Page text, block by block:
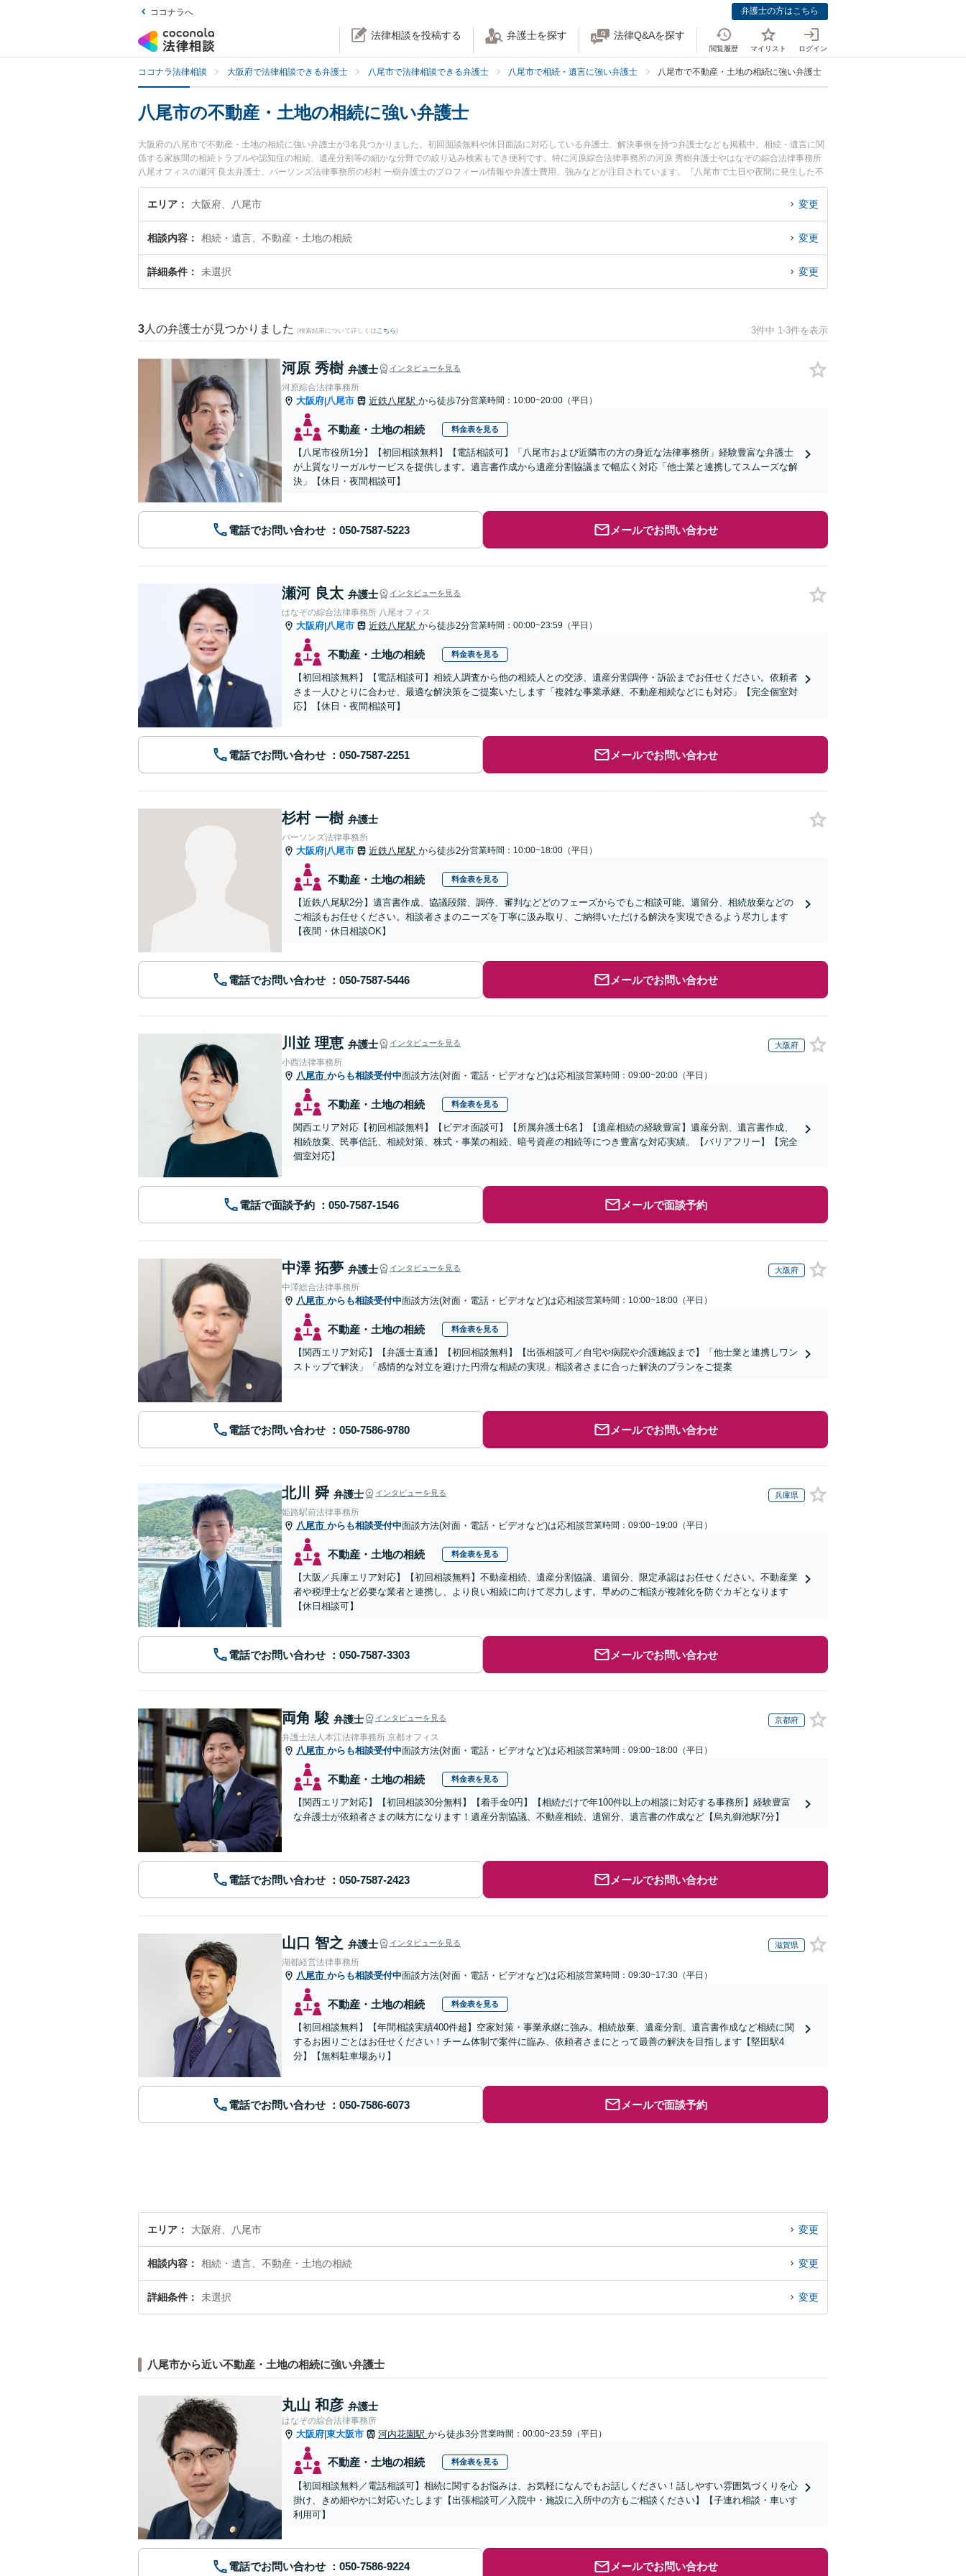
ココナラへ 弁護士の方はこちら
法律相談を投稿する 弁護士を探す 法律Q&Aを探す
閲覧履歴 マイリスト ログイン
ココナラ法律相談 大阪府で法律相談できる弁護士 八尾市で法律相談できる弁護士 八尾市で相続・遺言に強い弁護士 八尾市で不動産・土地の相続に強い弁護士
八尾市の不動産・土地の相続に強い弁護士
大阪府の八尾市で不動産・土地の相続に強い弁護士が3名見つかりました。初回面談無料や休日面談に対応している弁護士、解決事例を持つ弁護士なども掲載中。相続・遺言に関
係する家族間の相続トラブルや認知症の相続、遺産分割等の細かな分野での絞り込み検索もでき便利です。特に河原綜合法律事務所の河原 秀樹弁護士やはなぞの綜合法律事務所
八尾オフィスの瀬河 良太弁護士、パーソンズ法律事務所の杉村 一樹弁護士のプロフィール情報や弁護士費用、強みなどが注目されています。『八尾市で土日や夜間に発生した不
動産・土地の相続のトラブルを今すぐに弁護士に相談したい』『不動産・土地の相続のトラブル解決の実績豊富な近くの弁護士を検索したい』『初回相談無料で不動産・土地の相
続を法律相談できる八尾市内の弁護士に相談予約したい』などでお困りの相談者さんにおすすめです。
エリア 大阪府、八尾市 変更
相談内容 相続・遺言、不動産・土地の相続 変更
詳細条件 未選択 変更
3 人の弁護士が見つかりました (検索結果について詳しくは こちら) 3件中 1-3件を表示
河原 秀樹 弁護士 インタビューを見る
河原綜合法律事務所
大阪府|八尾市 近鉄八尾駅 から徒歩7分営業時間：10:00~20:00（平日）
不動産・土地の相続 料金表を見る
【八尾市役所1分】【初回相談無料】【電話相談可】「八尾市および近隣市の方の身近な法律事務所」経験豊富な弁護士
が上質なリーガルサービスを提供します。遺言書作成から遺産分割協議まで幅広く対応「他士業と連携してスムーズな解
決」【休日・夜間相談可】
電話でお問い合わせ メールでお問い合わせ
瀬河 良太 弁護士 インタビューを見る
はなぞの綜合法律事務所 八尾オフィス
大阪府|八尾市 近鉄八尾駅 から徒歩2分営業時間：00:00~23:59（平日）
不動産・土地の相続 料金表を見る
【初回相談無料】【電話相談可】相続人調査から他の相続人との交渉、遺産分割調停・訴訟までお任せください。依頼者
さま一人ひとりに合わせ、最適な解決策をご提案いたします「複雑な事業承継、不動産相続などにも対応」【完全個室対
応】【休日・夜間相談可】
電話でお問い合わせ メールでお問い合わせ
杉村 一樹 弁護士
パーソンズ法律事務所
大阪府|八尾市 近鉄八尾駅 から徒歩2分営業時間：10:00~18:00（平日）
不動産・土地の相続 料金表を見る
【近鉄八尾駅2分】遺言書作成、協議段階、調停、審判などどのフェーズからでもご相談可能。遺留分、相続放棄などの
ご相談もお任せください。相談者さまのニーズを丁寧に汲み取り、ご納得いただける解決を実現できるよう尽力します
【夜間・休日相談OK】
電話でお問い合わせ メールでお問い合わせ
川並 理恵 弁護士 インタビューを見る 大阪府
小西法律事務所
八尾市 からも相談受付中面談方法(対面・電話・ビデオなど)は応相談営業時間：09:00~20:00（平日）
不動産・土地の相続 料金表を見る
関西エリア対応【初回相談無料】【ビデオ面談可】【所属弁護士6名】【遺産相続の経験豊富】遺産分割、遺言書作成、
相続放棄、民事信託、相続対策、株式・事業の相続、暗号資産の相続等につき豊富な対応実績。【バリアフリー】【完全
個室対応】
電話で面談予約 メールで面談予約
中澤 拓夢 弁護士 インタビューを見る 大阪府
中澤総合法律事務所
八尾市 からも相談受付中面談方法(対面・電話・ビデオなど)は応相談営業時間：10:00~18:00（平日）
不動産・土地の相続 料金表を見る
【関西エリア対応】【弁護士直通】【初回相談無料】【出張相談可／自宅や病院や介護施設まで】「他士業と連携しワン
ストップで解決」「感情的な対立を避けた円滑な相続の実現」相談者さまに合った解決のプランをご提案
電話でお問い合わせ メールでお問い合わせ
北川 舜 弁護士 インタビューを見る 兵庫県
姫路駅前法律事務所
八尾市 からも相談受付中面談方法(対面・電話・ビデオなど)は応相談営業時間：09:00~19:00（平日）
不動産・土地の相続 料金表を見る
【大阪／兵庫エリア対応】【初回相談無料】不動産相続、遺産分割協議、遺留分、限定承認はお任せください。不動産業
者や税理士など必要な業者と連携し、より良い相続に向けて尽力します。早めのご相談が複雑化を防ぐカギとなります
【休日相談可】
電話でお問い合わせ メールでお問い合わせ
両角 駿 弁護士 インタビューを見る 京都府
弁護士法人本江法律事務所 京都オフィス
八尾市 からも相談受付中面談方法(対面・電話・ビデオなど)は応相談営業時間：09:00~18:00（平日）
不動産・土地の相続 料金表を見る
【関西エリア対応】【初回相談30分無料】【着手金0円】【相続だけで年100件以上の相談に対応する事務所】経験豊富
な弁護士が依頼者さまの味方になります！遺産分割協議、不動産相続、遺留分、遺言書の作成など【烏丸御池駅7分】
電話でお問い合わせ メールでお問い合わせ
山口 智之 弁護士 インタビューを見る 滋賀県
湖都経営法律事務所
八尾市 からも相談受付中面談方法(対面・電話・ビデオなど)は応相談営業時間：09:30~17:30（平日）
不動産・土地の相続 料金表を見る
【初回相談無料】【年間相談実績400件超】空家対策・事業承継に強み。相続放棄、遺産分割、遺言書作成など相続に関
するお困りごとはお任せください！チーム体制で案件に臨み、依頼者さまにとって最善の解決を目指します【堅田駅4
分】【無料駐車場あり】
電話でお問い合わせ メールで面談予約
エリア 大阪府、八尾市 変更
相談内容 相続・遺言、不動産・土地の相続 変更
詳細条件 未選択 変更
八尾市から近い不動産・土地の相続に強い弁護士
丸山 和彦 弁護士
はなぞの綜合法律事務所
大阪府 東大阪市 河内花園駅 から徒歩3分営業時間：00:00~23:59（平日）
不動産・土地の相続 料金表を見る
【初回相談無料／電話相談可】相続に関するお悩みは、お気軽になんでもお話しください！話しやすい雰囲気づくりを心
掛け、きめ細やかに対応いたします【出張相談可／入院中・施設に入所中の方もご相談ください】【子連れ相談・車いす
利用可】
電話でお問い合わせ メールでお問い合わせ